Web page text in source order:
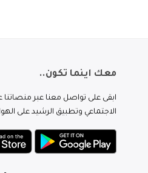
معك اينما تكون..
ابقى على تواصل معنا عبر منصاتنا
الاجتماعي وتطبيق الرشيد على